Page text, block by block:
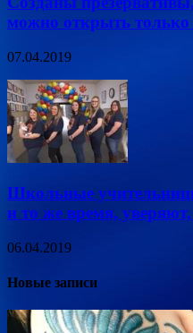
можно открыть только
07.04.2019
Школьные
и то же время,
06.04.2019
Новые записи